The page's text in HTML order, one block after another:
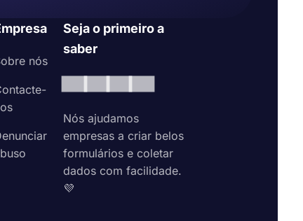
nós
Seja o primeiro a
saber
Nós ajudamos
empresas a criar belos
formulários e coletar
dados com facilidade.
💜